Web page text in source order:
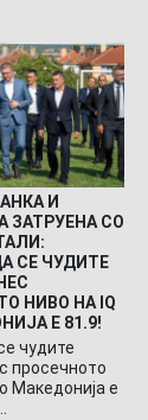
И
ЗАТРУЕНА СО
СЕ ЧУДИТЕ
НИВО НА IQ
Е 81.9!
чудите
просечното
Македонија е